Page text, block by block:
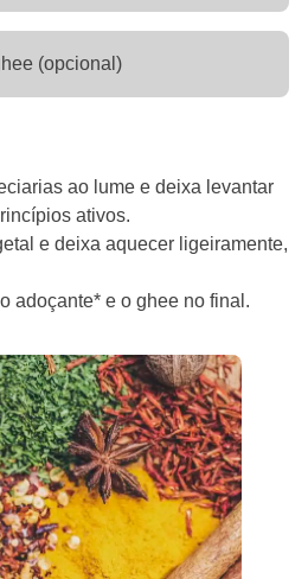
(opcional)
ao lume e deixa levantar
ativos.
e deixa aquecer ligeiramente,
adoçante* e o ghee no final.